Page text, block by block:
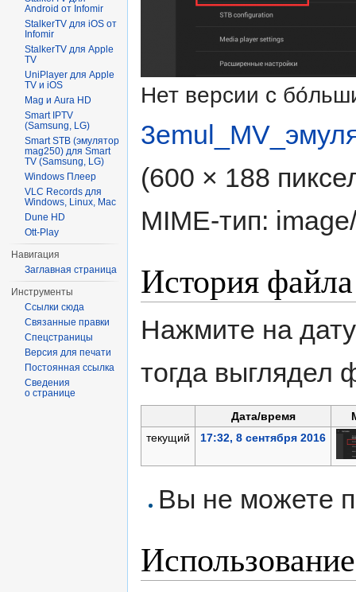
Нет версии с
(600 × 188
MIME-тип:
История файла
Нажмите на
тогда выглядел
Дата/время
текущий
17:32, 8 сентября 2016
Вы не можете
Android от Infomir
StalkerTV для iOS от
Infomir
StalkerTV для Apple
TV
UniPlayer для Apple
TV и iOS
Mag и Aura HD
Smart IPTV
(Samsung, LG)
Smart STB (эмулятор
mag250) для Smart
TV (Samsung, LG)
Windows Плеер
VLC Records для
Windows, Linux, Mac
Dune HD
Ott-Play
Навигация
Заглавная страница
Инструменты
Ссылки сюда
Связанные правки
Спецстраницы
Версия для печати
Постоянная ссылка
Сведения
о странице